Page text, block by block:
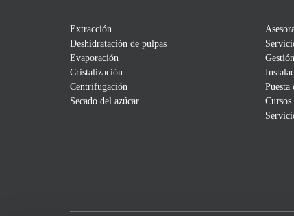
Extracción
Deshidratación de pulpas
Evaporación
Cristalización
Centrifugación
Secado del azúcar
Puesta